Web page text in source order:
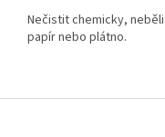
Nečistit chemicky,
papír nebo plátno.